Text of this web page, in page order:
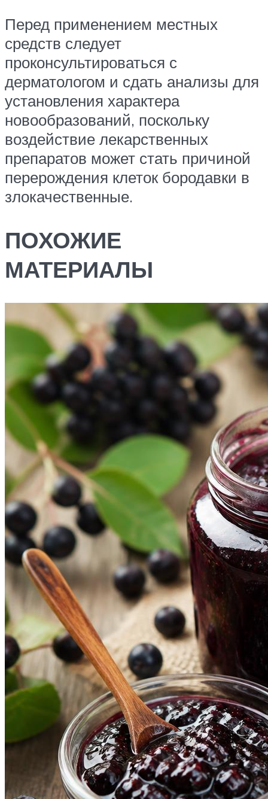
Перед применением местных
средств следует
проконсультироваться с
дерматологом и сдать анализы для
установления характера
новообразований, поскольку
воздействие лекарственных
препаратов может стать причиной
перерождения клеток бородавки в
злокачественные.
ПОХОЖИЕ
МАТЕРИАЛЫ